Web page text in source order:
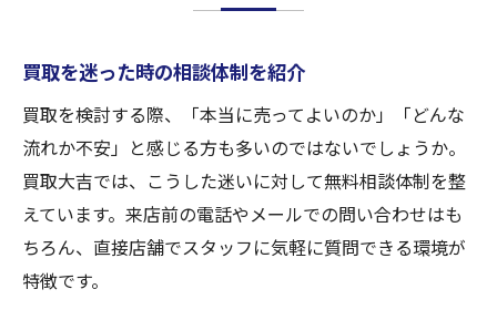
買取を迷った時の相談体制を紹介
買取を検討する際、「本当に売ってよいのか」「どんな
流れか不安」と感じる方も多いのではないでしょうか。
買取大吉では、こうした迷いに対して無料相談体制を整
えています。来店前の電話やメールでの問い合わせはも
ちろん、直接店舗でスタッフに気軽に質問できる環境が
特徴です。